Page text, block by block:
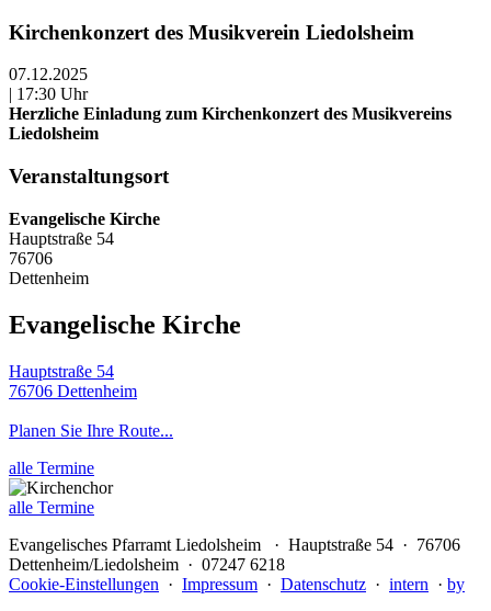
Kirchenkonzert des Musikverein Liedolsheim
07.12.2025
| 17:30 Uhr
Herzliche Einladung zum Kirchenkonzert des Musikvereins
Liedolsheim
Veranstaltungsort
Evangelische Kirche
Hauptstraße 54
76706
Dettenheim
Evangelische Kirche
Hauptstraße 54
76706 Dettenheim
Planen Sie Ihre Route...
alle Termine
alle Termine
Evangelisches Pfarramt Liedolsheim · Hauptstraße 54 · 76706
Dettenheim/Liedolsheim · 07247 6218
Cookie-Einstellungen · Impressum · Datenschutz · intern · by